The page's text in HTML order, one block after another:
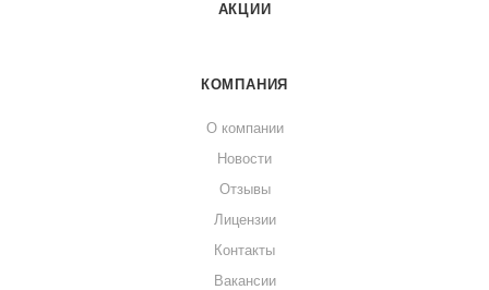
АКЦИИ
КОМПАНИЯ
О компании
Новости
Отзывы
Лицензии
Контакты
Вакансии